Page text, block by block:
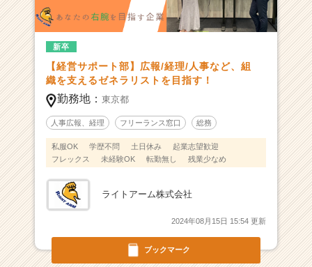
ブックマーク
新卒
【経営サポート部】広報/経理/人事など、組
織を支えるゼネラリストを目指す！
勤務地： 東京都
人事広報、経理 フリーランス窓口 総務
私服OK 学歴不問 土日休み
起業志望歓迎
フレックス
未経験OK 転勤無し 残業少なめ
ライトアーム株式会社
2024年08月15日 15:54 更新